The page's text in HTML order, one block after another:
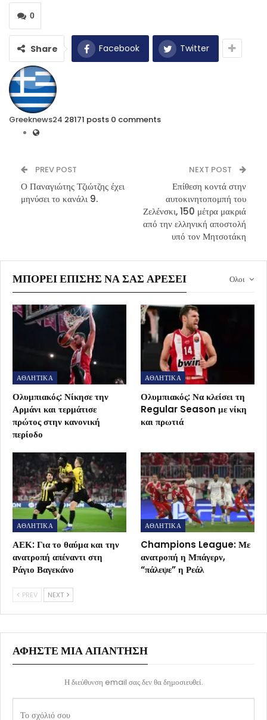
0
Share Facebook Twitter
Greeknews24 28171 posts 0 comments
PREV POST
Ο Παναγιώτης Τζιώτζης έχει
μηνύσει το κανάλι 9.
NEXT POST
Επίθεση κοντά στην
αυτοκινητοπομπή του
Ζελένσκι, 150 μέτρα μακριά
από την ελληνική αποστολή
υπό τον Μητσοτάκη
Ολοι
ΜΠΟΡΕΊ ΕΠΊΣΗΣ ΝΑ ΣΑΣ ΑΡΈΣΕΙ
ΑΘΛΗΤΙΚΑ
Ολυμπιακός: Νίκησε την
Αρμάνι και τερμάτισε
πρώτος στην κανονική
περίοδο
ΑΘΛΗΤΙΚΑ
Ολυμπιακός: Να κλείσει τη
Regular Season με νίκη
και πρωτιά
ΑΘΛΗΤΙΚΑ
ΑΕΚ: Για το θαύμα και την
ανατροπή απέναντι στη
Ράγιο Βαγεκάνο
ΑΘΛΗΤΙΚΑ
Champions League: Με
ανατροπή η Μπάγερν,
“πάλεψε” η Ρεάλ
PREV NEXT
ΑΦΉΣΤΕ ΜΙΑ ΑΠΆΝΤΗΣΗ
Η διεύθυνση email σας δεν θα δημοσιευθεί.